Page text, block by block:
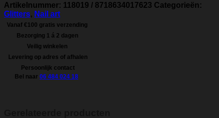
Artikelnummer: 118019 / 8718634017623 Categorieën:
Glitters, Nail art
Vanaf €100 gratis verzending
Bezorging 1 á 2 dagen
Veilig winkelen
Levering op adres of afhalen
Persoonlijk contact
Bel naar 06 484 024 18